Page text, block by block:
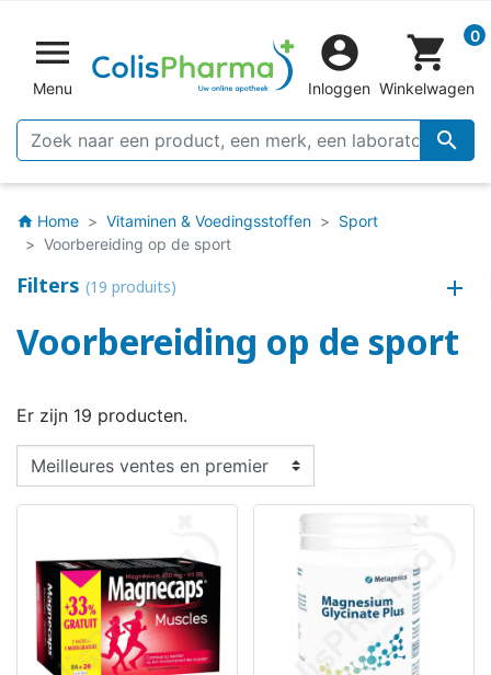

Menu


Inloggen
shopping_cart 0
Winkelwagen
home Home Vitaminen & Voedingsstoffen
Sport
Voorbereiding op de sport
Filters (19 produits)
Voorbereiding op de sport
Er zijn 19 producten.